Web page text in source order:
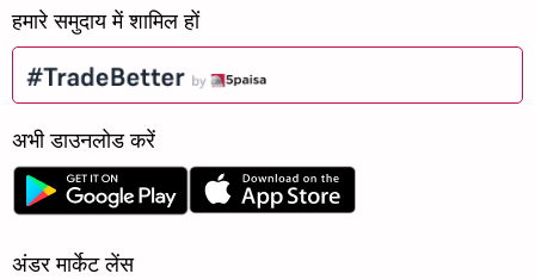
हमारे समुदाय में शामिल हों
अभी डाउनलोड करें
अंडर मार्केट लेंस